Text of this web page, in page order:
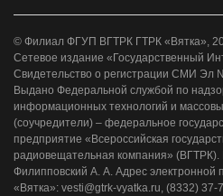
© Филиал ФГУП ВГТРК ГТРК «Вятка»,
Сетевое издание «Государственный
Свидетельство о регистрации СМИ Эл
Выдано Федеральной службой по
информационных технологий и
(соучредители) – федеральное
предприятие «Всероссийская
радиовещательная компания» (ВГТРК).
Филипповский А. А. Адрес
«Вятка»: vesti@gtrk-vyatka.ru, (8332) 37-